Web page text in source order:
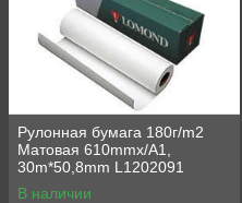
Рулонная бумага 180г/m2
Матовая 610mmx/A1,
30m*50,8mm L1202091
Lomond струйная печать
В наличии